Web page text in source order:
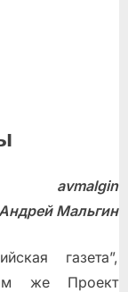
avmalgin
Андрей Мальгин
газета”,
же Проект